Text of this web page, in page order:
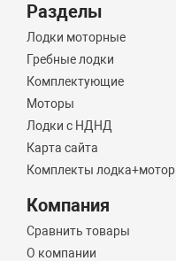
Разделы
Лодки моторные
Гребные лодки
Комплектующие
Моторы
Лодки с НДНД
Карта сайта
Комплекты лодка+мотор
Компания
Сравнить товары
О компании